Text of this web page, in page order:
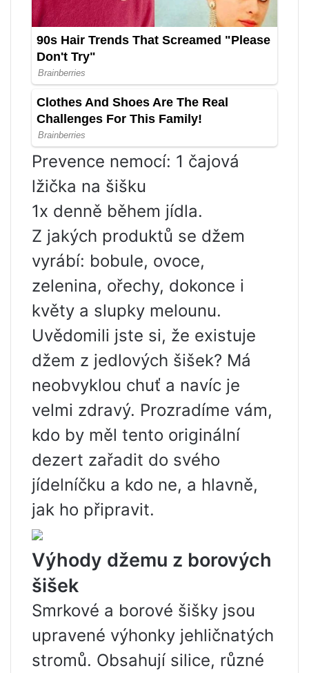
Prevence nemocí: 1 čajová
lžička na šišku
1x denně během jídla.
Z jakých produktů se džem
vyrábí: bobule, ovoce,
zelenina, ořechy, dokonce i
květy a slupky melounu.
Uvědomili jste si, že existuje
džem z jedlových šišek? Má
neobvyklou chuť a navíc je
velmi zdravý. Prozradíme vám,
kdo by měl tento originální
dezert zařadit do svého
jídelníčku a kdo ne, a hlavně,
jak ho připravit.
Výhody džemu z borových
šišek
Smrkové a borové šišky jsou
upravené výhonky jehličnatých
stromů. Obsahují silice, různé